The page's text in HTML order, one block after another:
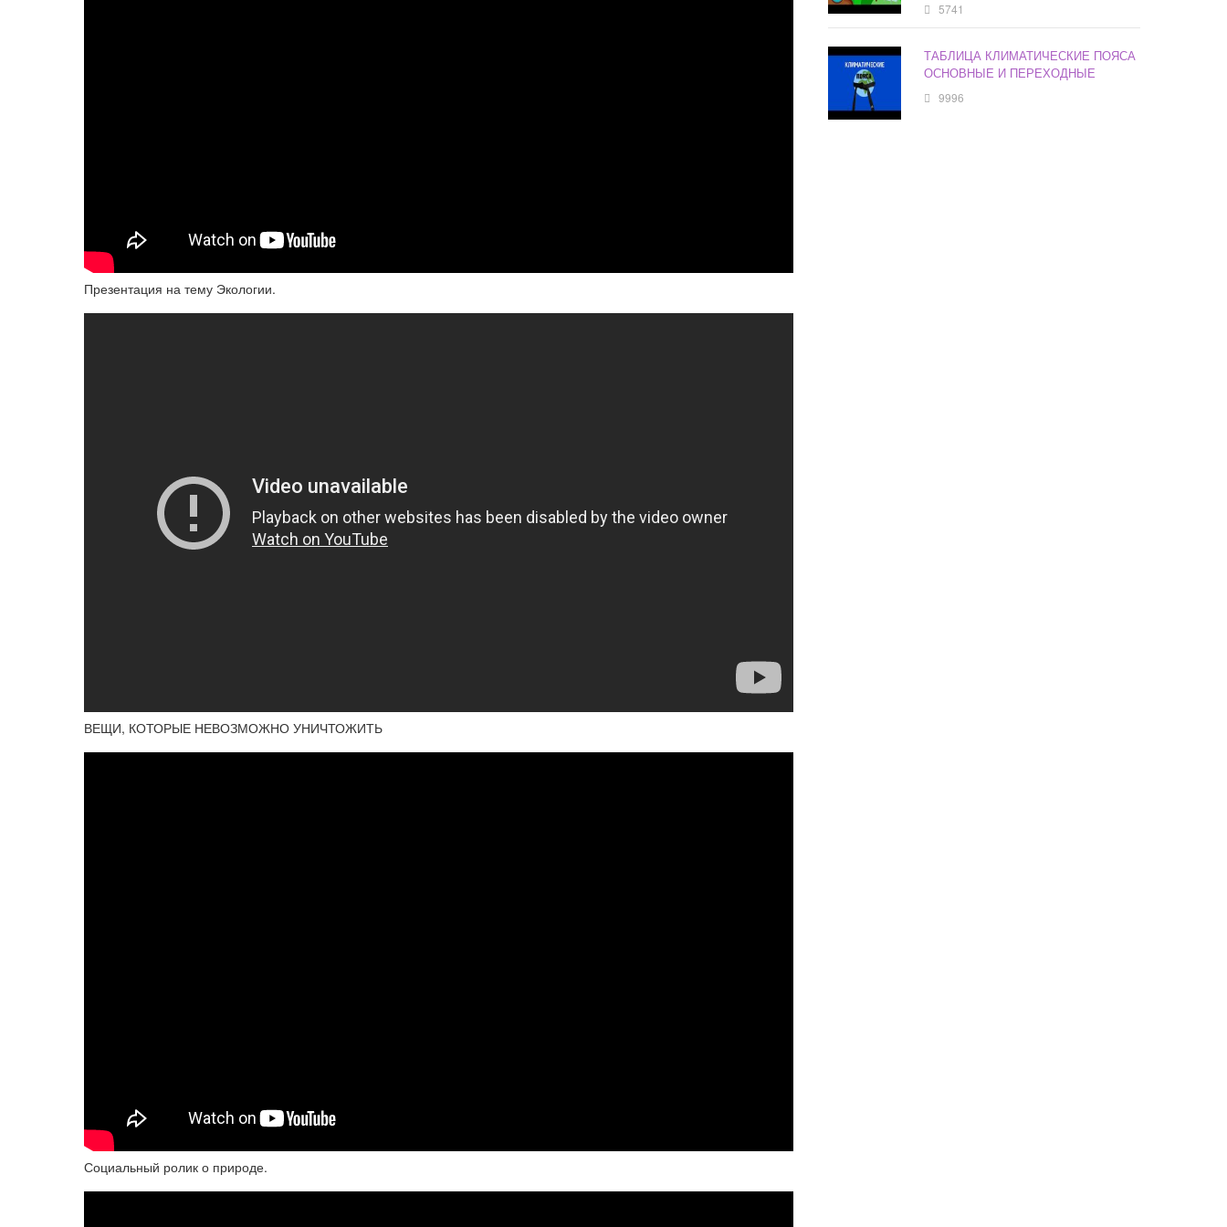
Презентация на тему Экологии.
ВЕЩИ, КОТОРЫЕ НЕВОЗМОЖНО УНИЧТОЖИТЬ
Социальный ролик о природе.
5741
ТАБЛИЦА КЛИМАТИЧЕСКИЕ ПОЯСА
ОСНОВНЫЕ И ПЕРЕХОДНЫЕ
9996